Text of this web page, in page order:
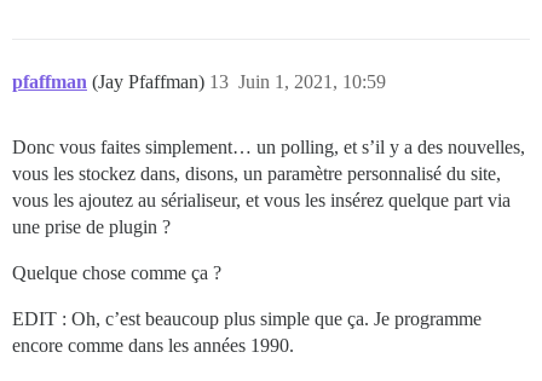
pfaffman (Jay Pfaffman) Juin 1, 2021, 10:59
13
Donc vous faites simplement… un polling, et s’il y a des nouvelles,
vous les stockez dans, disons, un paramètre personnalisé du site,
vous les ajoutez au sérialiseur, et vous les insérez quelque part via
une prise de plugin ?
Quelque chose comme ça ?
EDIT : Oh, c’est beaucoup plus simple que ça. Je programme
encore comme dans les années 1990.